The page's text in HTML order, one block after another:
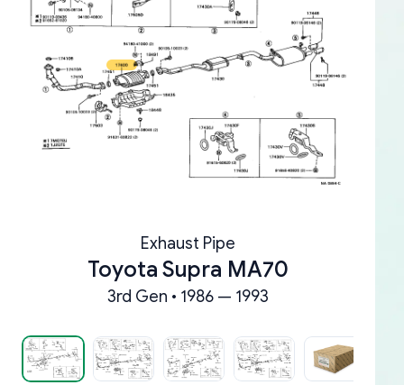
Exhaust Pipe
Toyota Supra MA70
3rd Gen • 1986 — 1993